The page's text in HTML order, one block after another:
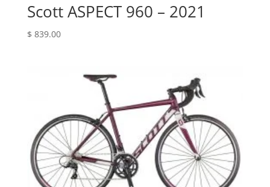
Scott ASPECT 960 – 2021
$ 839.00